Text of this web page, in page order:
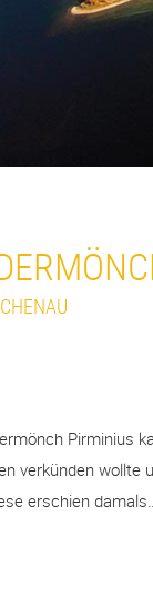
Pirminius
verkünden
erschien damals…